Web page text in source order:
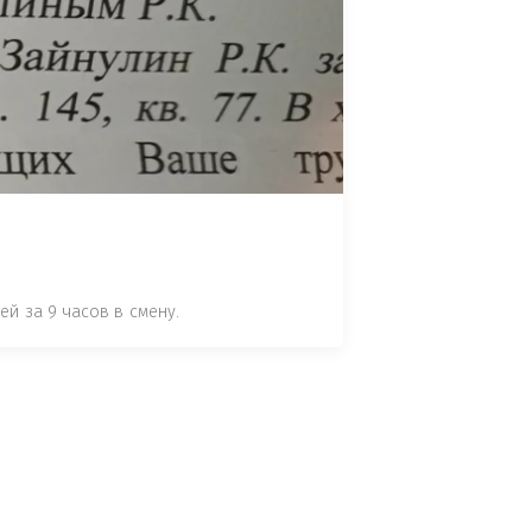
ВАШ ОТЗЫВ (НАПРИМЕР:
ВОИСТИНЕ ПРАВИДНЫЙ
7.17 КОАП РФ ЗА ПОРЧУ
ПОМЕЩЕНИЯ РЫБЫ "СЕЛЬД" В